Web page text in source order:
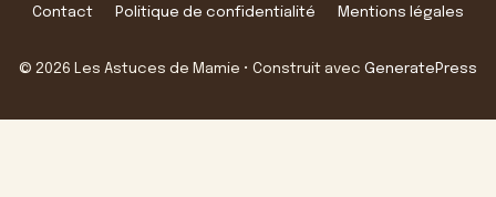
Contact Politique de confidentialité Mentions légales
© 2026 Les Astuces de Mamie • Construit avec GeneratePress